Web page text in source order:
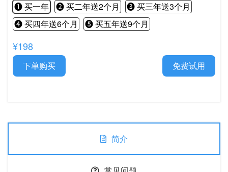
❶ 买一年
❷ 买二年送2个月
❸ 买三年送3个月
❹ 买四年送6个月
❺ 买五年送9个月
¥198
下单购买 免费试用
简介